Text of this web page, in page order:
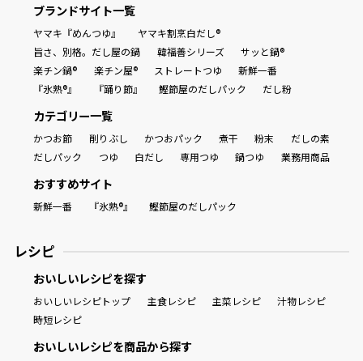
ブランドサイト一覧
ヤマキ『めんつゆ』
ヤマキ割烹白だし®
旨さ、別格。だし屋の鍋
韓福善シリーズ
サッと鍋®
楽チン鍋®
楽チン屋® ストレートつゆ
新鮮一番
『氷熟®』
『踊り節』 鰹節屋のだしパック だし粉
カテゴリー一覧
かつお節 削りぶし かつおパック 煮干 粉末
だしの素
だしパック
つゆ 白だし 専用つゆ 鍋つゆ 業務用商品
おすすめサイト
新鮮一番 『氷熟®』 鰹節屋のだしパック
レシピ
おいしいレシピを探す
おいしいレシピトップ 主食レシピ 主菜レシピ
汁物レシピ
時短レシピ
おいしいレシピを商品から探す